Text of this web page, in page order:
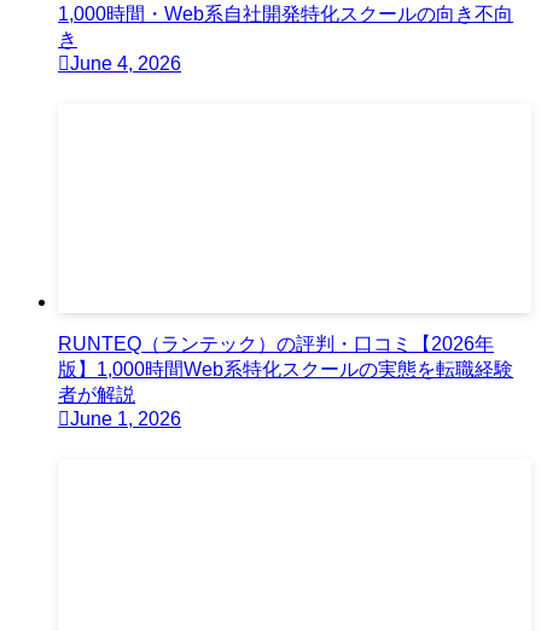
1,000時間・Web系自社開発特化スクールの向き不向
き
June 4, 2026
RUNTEQ（ランテック）の評判・口コミ【2026年
版】1,000時間Web系特化スクールの実態を転職経験
者が解説
June 1, 2026